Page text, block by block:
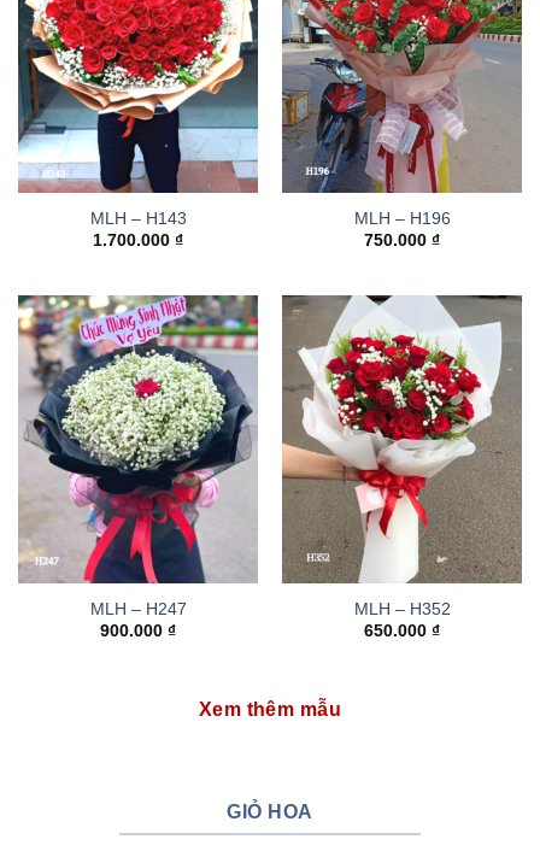
MLH – H143
1.700.000 ₫
MLH – H196
750.000 ₫
MLH – H247
900.000 ₫
MLH – H352
650.000 ₫
Xem thêm mẫu
GIỎ HOA